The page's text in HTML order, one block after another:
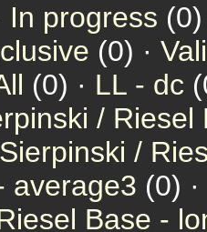
In progress
(0) ·
(0) · LL - dc
/ Riesel
Sierpinski /
average3 (0) ·
Base -